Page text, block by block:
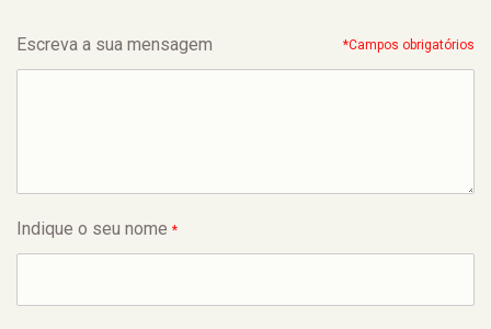
Escreva a sua mensagem *Campos obrigatórios
Indique o seu nome *